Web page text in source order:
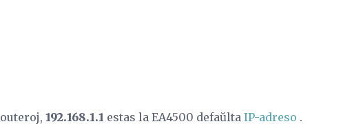
192.168.1.1 estas la EA4500 defaŭlta IP-adreso .